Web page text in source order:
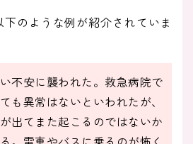
のような例が紹介されていま
不安に襲われた。救急病院で
も異常はないといわれたが、
出てまた起こるのではないか